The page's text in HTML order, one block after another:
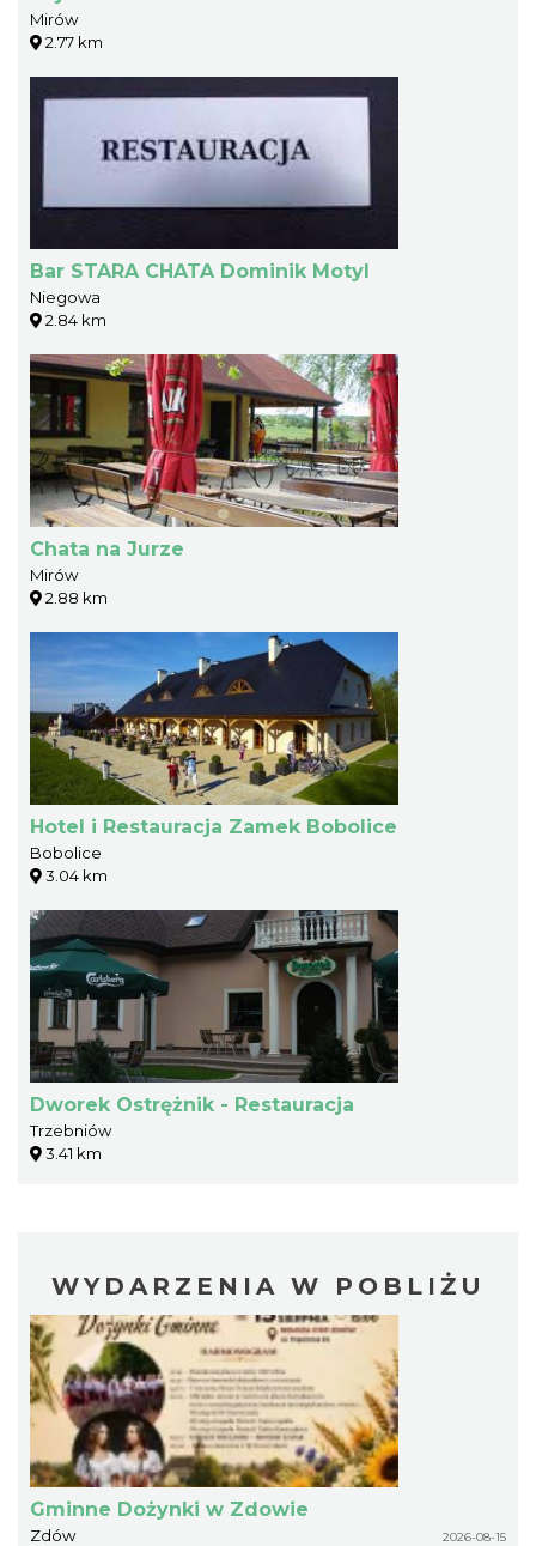
Mirów
2.77 km
Bar STARA CHATA Dominik Motyl
Niegowa
2.84 km
Chata na Jurze
Mirów
2.88 km
Hotel i Restauracja Zamek Bobolice
Bobolice
3.04 km
Dworek Ostrężnik - Restauracja
Trzebniów
3.41 km
WYDARZENIA W POBLIŻU
Gminne Dożynki w Zdowie
Zdów 2026-08-15